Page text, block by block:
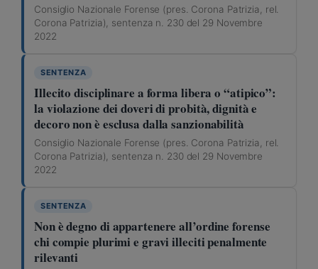
Consiglio Nazionale Forense (pres. Corona Patrizia, rel.
Corona Patrizia), sentenza n. 230 del 29 Novembre
2022
SENTENZA
Illecito disciplinare a forma libera o “atipico”:
la violazione dei doveri di probità, dignità e
decoro non è esclusa dalla sanzionabilità
Consiglio Nazionale Forense (pres. Corona Patrizia, rel.
Corona Patrizia), sentenza n. 230 del 29 Novembre
2022
SENTENZA
Non è degno di appartenere all’ordine forense
chi compie plurimi e gravi illeciti penalmente
rilevanti